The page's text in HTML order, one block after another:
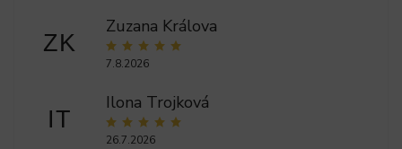
ZK
Zuzana Králova
7.8.2026
IT
Ilona Trojková
26.7.2026